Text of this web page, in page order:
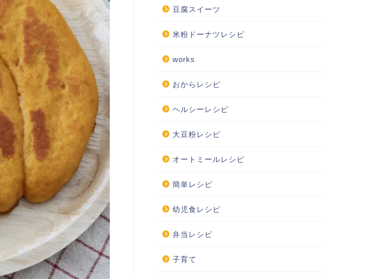
豆腐スイーツ
米粉ドーナツレシピ
works
おからレシピ
ヘルシーレシピ
大豆粉レシピ
オートミールレシピ
簡単レシピ
幼児食レシピ
弁当レシピ
子育て